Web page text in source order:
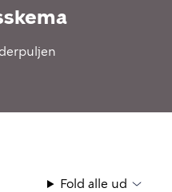
Fold alle ud